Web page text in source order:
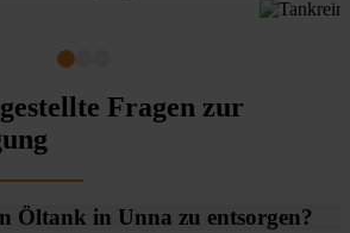
Fragen zur
Öltank in Unna zu entsorgen?